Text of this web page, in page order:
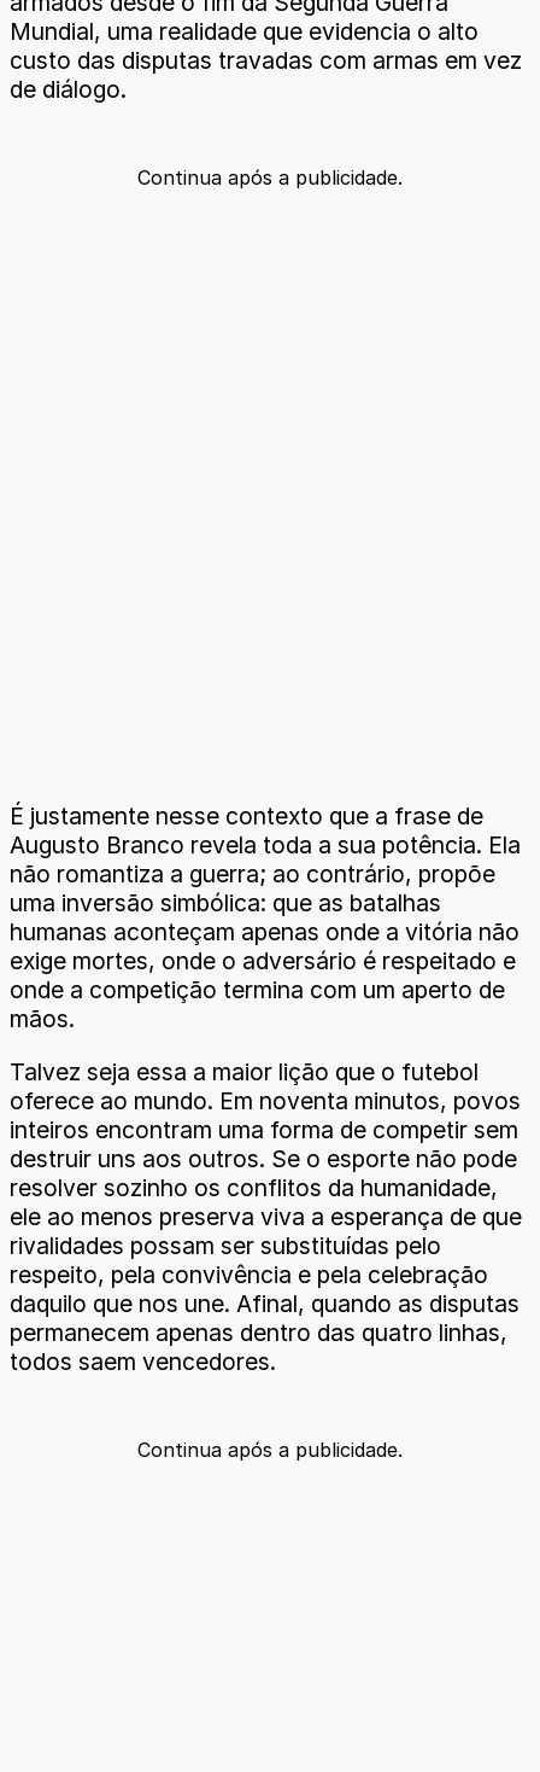
Mundial, uma realidade que evidencia o alto
custo das disputas travadas com armas em vez
de diálogo.
Continua após a publicidade.
É justamente nesse contexto que a frase de
Augusto Branco revela toda a sua potência. Ela
não romantiza a guerra; ao contrário, propõe
uma inversão simbólica: que as batalhas
humanas aconteçam apenas onde a vitória não
exige mortes, onde o adversário é respeitado e
onde a competição termina com um aperto de
mãos.
Talvez seja essa a maior lição que o futebol
oferece ao mundo. Em noventa minutos, povos
inteiros encontram uma forma de competir sem
destruir uns aos outros. Se o esporte não pode
resolver sozinho os conflitos da humanidade,
ele ao menos preserva viva a esperança de que
rivalidades possam ser substituídas pelo
respeito, pela convivência e pela celebração
daquilo que nos une. Afinal, quando as disputas
permanecem apenas dentro das quatro linhas,
todos saem vencedores.
Continua após a publicidade.